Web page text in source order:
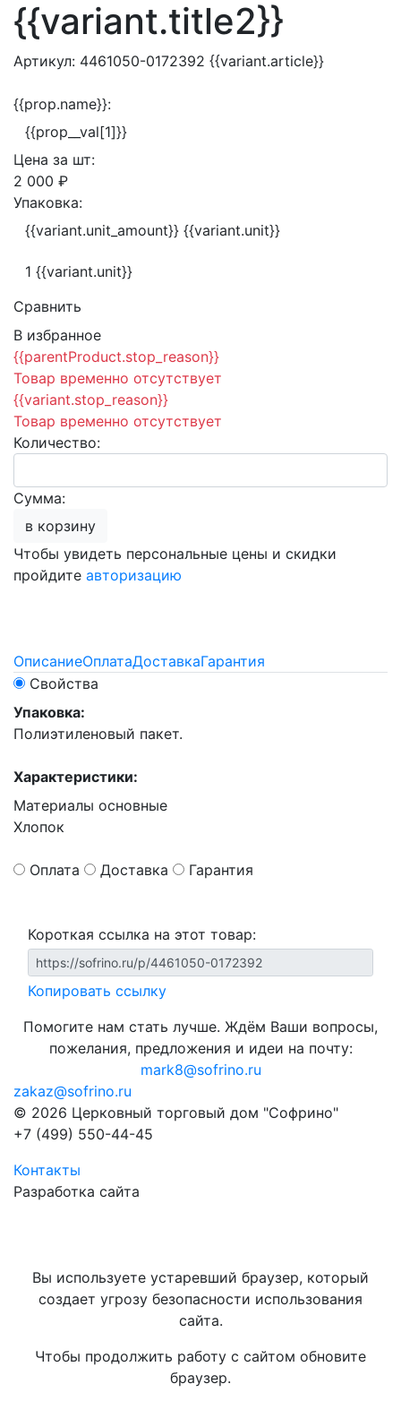
{{variant.title2}}
Артикул: 4461050-0172392 {{variant.article}}
{{prop.name}}:
{{prop__val[1]}}
Цена за шт:
2 000 ₽
Упаковка:
{{variant.unit_amount}} {{variant.unit}}
1 {{variant.unit}}
Сравнить
В избранное
{{parentProduct.stop_reason}}
Товар временно отсутствует
{{variant.stop_reason}}
Товар временно отсутствует
Количество:
Сумма:
в корзину
Чтобы увидеть персональные цены и скидки
пройдите авторизацию
ОписаниеОплатаДоставкаГарантия
Свойства
Упаковка:
Полиэтиленовый пакет.
Характеристики:
Материалы основные
Хлопок
Оплата Доставка Гарантия
Короткая ссылка на этот товар:
Копировать ссылку
Помогите нам стать лучше. Ждём Ваши вопросы,
пожелания, предложения и идеи на почту:
mark8@sofrino.ru
zakaz@sofrino.ru
© 2026 Церковный торговый дом "Софрино"
+7 (499) 550-44-45
Контакты
Разработка сайта
Вы используете устаревший браузер, который
создает угрозу безопасности использования
сайта.
Чтобы продолжить работу с сайтом обновите
браузер.